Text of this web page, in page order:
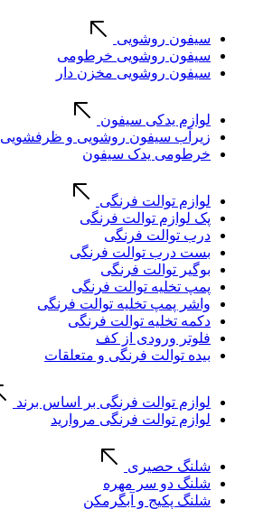
سیفون روشویی
سیفون روشویی خرطومی
سیفون روشویی مخزن دار
لوازم یدکی سیفون
زیرآب سیفون روشویی و ظرفشویی
خرطومی یدک سیفون
لوازم توالت فرنگی
پک لوازم توالت فرنگی
درب توالت فرنگی
بست درب توالت فرنگی
بوگیر توالت فرنگی
پمپ تخلیه توالت فرنگی
واشر پمپ تخلیه توالت فرنگی
دکمه تخلیه توالت فرنگی
فلوتر ورودی از کف
بیده توالت فرنگی و متعلقات
لوازم توالت فرنگی بر اساس برند
لوازم توالت فرنگی مروارید
شلنگ حصیری
شلنگ دو سر مهره
شلنگ پکیج و آبگرمکن